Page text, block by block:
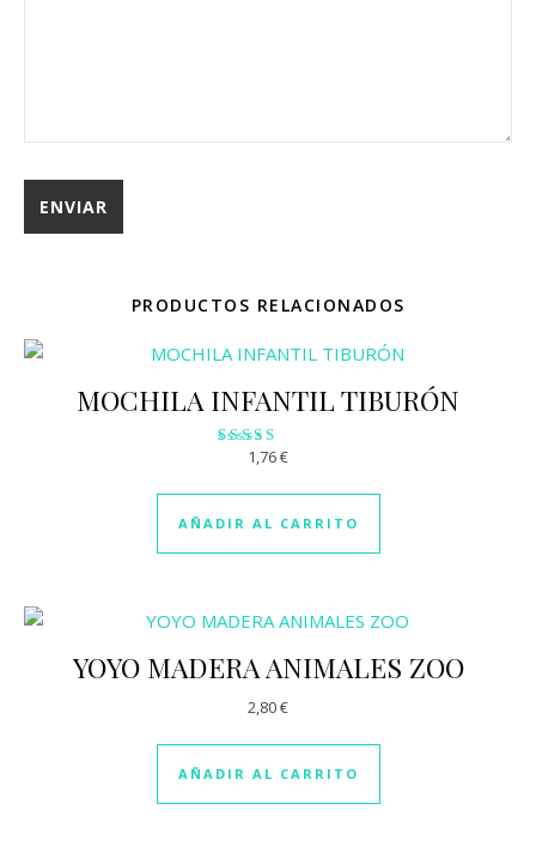
PRODUCTOS RELACIONADOS
MOCHILA INFANTIL TIBURÓN
Valorado
2.89
de 5
1,76€
AÑADIR AL CARRITO
YOYO MADERA ANIMALES ZOO
2,80€
AÑADIR AL CARRITO